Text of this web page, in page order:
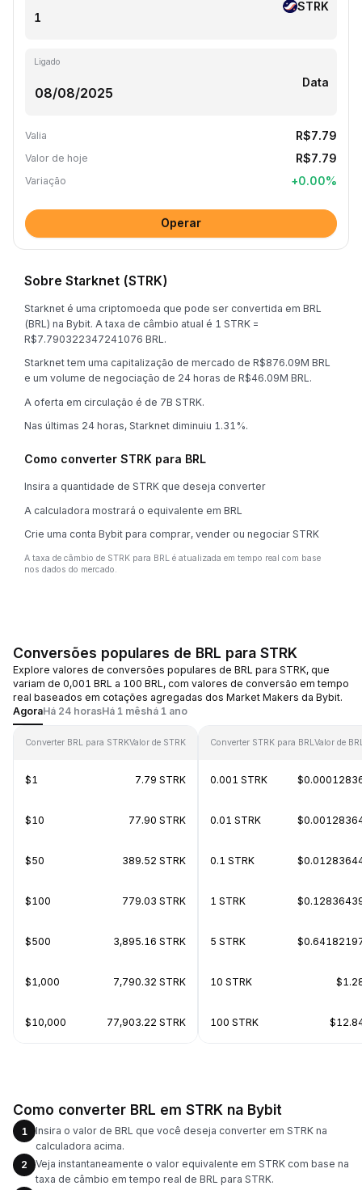
STRK
Ligado
Data
Valia R$7.79
Valor de hoje R$7.79
Variação +0.00%
Operar
Sobre Starknet (STRK)
Starknet é uma criptomoeda que pode ser convertida em BRL
(BRL) na Bybit. A taxa de câmbio atual é 1 STRK =
R$7.790322347241076 BRL.
Starknet tem uma capitalização de mercado de R$876.09M BRL
e um volume de negociação de 24 horas de R$46.09M BRL.
A oferta em circulação é de 7B STRK.
Nas últimas 24 horas, Starknet diminuiu 1.31%.
Como converter STRK para BRL
Insira a quantidade de STRK que deseja converter
A calculadora mostrará o equivalente em BRL
Crie uma conta Bybit para comprar, vender ou negociar STRK
A taxa de câmbio de STRK para BRL é atualizada em tempo real com base
nos dados do mercado.
Conversões populares de BRL para STRK
Explore valores de conversões populares de BRL para STRK, que
variam de 0,001 BRL a 100 BRL, com valores de conversão em tempo
real baseados em cotações agregadas dos Market Makers da Bybit.
AgoraHá 24 horasHá 1 mêshá 1 ano
Converter BRL para STRKValor de STRK
$1 7.79 STRK
$10 77.90 STRK
$50 389.52 STRK
$100 779.03 STRK
$500 3,895.16 STRK
$1,000 7,790.32 STRK
$10,000 77,903.22 STRK
Converter STRK para BRLValor de
0.001 STRK
0.01 STRK
0.1 STRK
1 STRK
5 STRK
10 STRK
100 STRK
Como converter BRL em STRK na Bybit
1
Insira o valor de BRL que você deseja converter em STRK na
calculadora acima.
2
Veja instantaneamente o valor equivalente em STRK com base na
taxa de câmbio em tempo real de BRL para STRK.